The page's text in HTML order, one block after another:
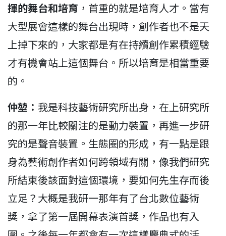
揮的舞台和培育 ，首重的就是培育人才。當有
大型展會這樣的舞台出現時，創作者也不是天
上掉下來的，大家都是有在持續創作累積經驗
才有機會站上這個舞台。所以培育是相當重要
的。
仲堃： 我是科技藝術研究所出身，在上研究所
的那一年比較關注的是動力裝置，再進一步研
究的是聲音裝置。生態圈的形成，有一點是跟
身為藝術創作者如何跨領域有關，像我們研究
所結束後該面對這個環境，要如何先生存而後
立足？大概是我研一那年有了台北數位藝術
獎，拿了第一屆開幕表演首獎，作品也有入